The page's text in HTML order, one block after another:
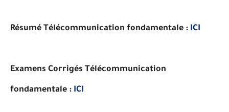
Résumé Télécommunication fondamentale : ICI
Examens Corrigés Télécommunication
fondamentale : ICI